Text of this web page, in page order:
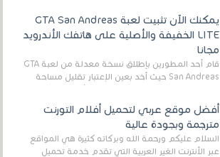
يمكنك الآن تثبيت لعبة GTA San Andreas
LITE الخفيفة والأصلية على هاتفك الأندرويد
مجانا
قام أحد المطورين بإطلاق نسخة معدلة من لعبة GTA
San Andreas حيث أخد بعين الإعتبار تقليل مساحة
أفضل موقع عربي لتحميل أفلام التورنت
مترجمة وبجودة عالية
السلام عليكم ورحمة الله وبركاته كثيرة هي المواقع
عبر الأنترنت الغير العربية التي تقدم خدمة تحميل